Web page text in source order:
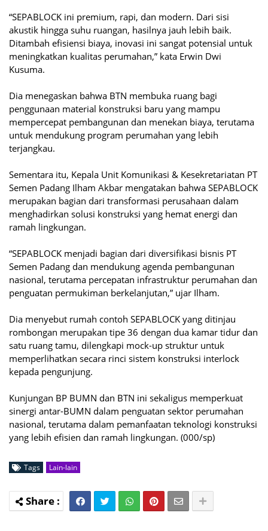
“SEPABLOCK ini premium, rapi, dan modern. Dari sisi
akustik hingga suhu ruangan, hasilnya jauh lebih baik.
Ditambah efisiensi biaya, inovasi ini sangat potensial untuk
meningkatkan kualitas perumahan,” kata Erwin Dwi
Kusuma.
Dia menegaskan bahwa BTN membuka ruang bagi
penggunaan material konstruksi baru yang mampu
mempercepat pembangunan dan menekan biaya, terutama
untuk mendukung program perumahan yang lebih
terjangkau.
Sementara itu, Kepala Unit Komunikasi & Kesekretariatan PT
Semen Padang Ilham Akbar mengatakan bahwa SEPABLOCK
merupakan bagian dari transformasi perusahaan dalam
menghadirkan solusi konstruksi yang hemat energi dan
ramah lingkungan.
“SEPABLOCK menjadi bagian dari diversifikasi bisnis PT
Semen Padang dan mendukung agenda pembangunan
nasional, terutama percepatan infrastruktur perumahan dan
penguatan permukiman berkelanjutan,” ujar Ilham.
Dia menyebut rumah contoh SEPABLOCK yang ditinjau
rombongan merupakan tipe 36 dengan dua kamar tidur dan
satu ruang tamu, dilengkapi mock-up struktur untuk
memperlihatkan secara rinci sistem konstruksi interlock
kepada pengunjung.
Kunjungan BP BUMN dan BTN ini sekaligus memperkuat
sinergi antar-BUMN dalam penguatan sektor perumahan
nasional, terutama dalam pemanfaatan teknologi konstruksi
yang lebih efisien dan ramah lingkungan. (000/sp)
Tags Lain-lain